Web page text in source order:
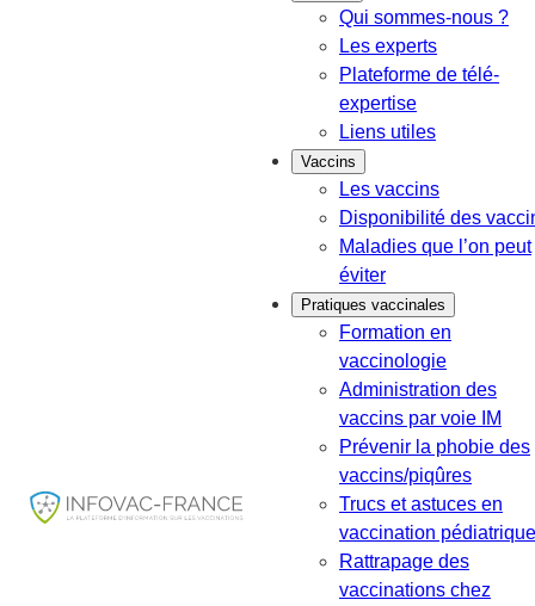
Qui sommes-nous ?
Les experts
Plateforme de télé-
expertise
Liens utiles
Vaccins
Les vaccins
Disponibilité des
Maladies que l’on peut
éviter
Pratiques vaccinales
Formation en
vaccinologie
Administration des
vaccins par voie IM
Prévenir la phobie des
vaccins/piqûres
Trucs et astuces en
vaccination pédiatrique
Rattrapage des
vaccinations chez